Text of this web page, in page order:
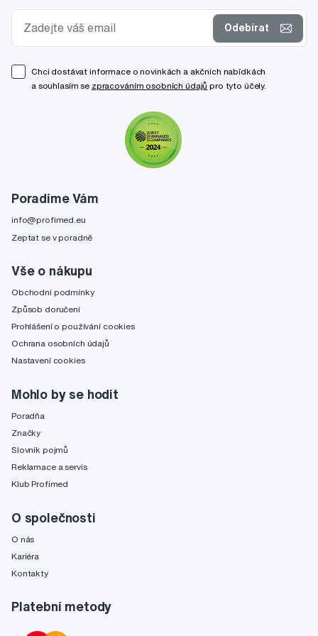
Poradíme Vám
info@profimed.eu
Zeptat se v poradně
Vše o nákupu
Obchodní podmínky
Způsob doručení
Prohlášení o používání cookies
Ochrana osobních údajů
Nastavení cookies
Mohlo by se hodit
Poradňa
Značky
Slovník pojmů
Reklamace a servis
Klub Profimed
O společnosti
O nás
Kariéra
Kontakty
Platební metody
Odebírat
Chci dostávat informace o novinkách a akčních nabídkách
a souhlasím se zpracováním osobních údajů pro tyto účely.